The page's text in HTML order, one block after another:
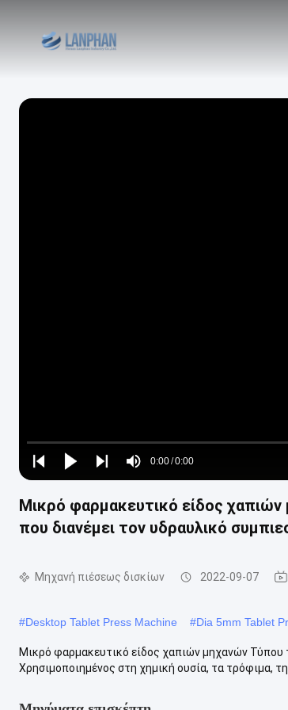
Play
Play
Play
Mute
Time
0:00/0:00
Loaded:
0%
Μικρό φαρμακευτικό είδος
που διανέμει τον υδραυλικό
Μηχανή πιέσεως δισκίων 2022-09-07
#Desktop Tablet Press Machine #Dia 5mm Tablet
Μικρό φαρμακευτικό είδος χαπιών μηχανών Τύπου
Χρησιμοποιημένος στη χημική ουσία, τα τρόφιμα,